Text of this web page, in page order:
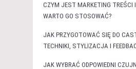
CZYM JEST MARKETING TREŚCI
WARTO GO STOSOWAĆ?
JAK PRZYGOTOWAĆ SIĘ DO
TECHNIKI, STYLIZACJA I
JAK WYBRAĆ ODPOWIEDNI